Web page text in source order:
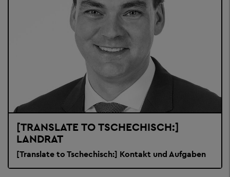
[TRANSLATE TO TSCHECHISCH:]
LANDRAT
[Translate to Tschechisch:] Kontakt und Aufgaben